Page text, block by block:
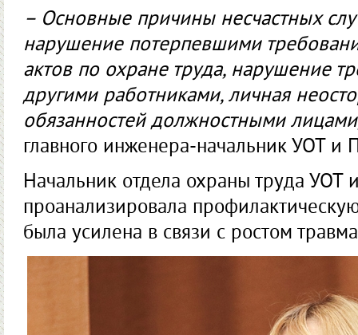
– Основные причины несчастных
нарушение потерпевшими
актов по охране труда, нарушение
другими работниками, личная
обязанностей должностными
главного инженера-начальник УОТ
Начальник отдела охраны труда УОТ
проанализировала
была усилена в связи с ростом